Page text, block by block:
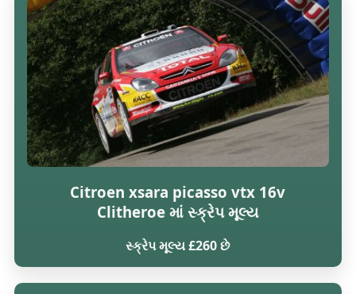
Citroen xsara picasso vtx 16v
Clitheroe માં સ્ક્રેપ મૂલ્ય
સ્ક્રેપ મૂલ્ય £260 છે